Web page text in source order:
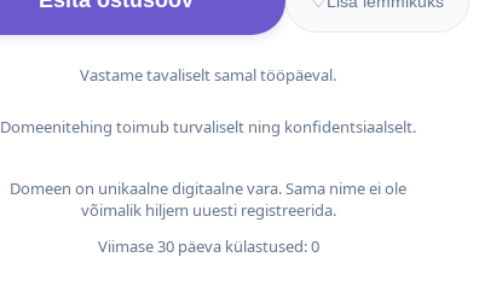
Vastame tavaliselt samal tööpäeval.
Domeenitehing toimub turvaliselt ning konfidentsiaalselt.
Domeen on unikaalne digitaalne vara. Sama nime ei ole
võimalik hiljem uuesti registreerida.
Viimase 30 päeva külastused: 0